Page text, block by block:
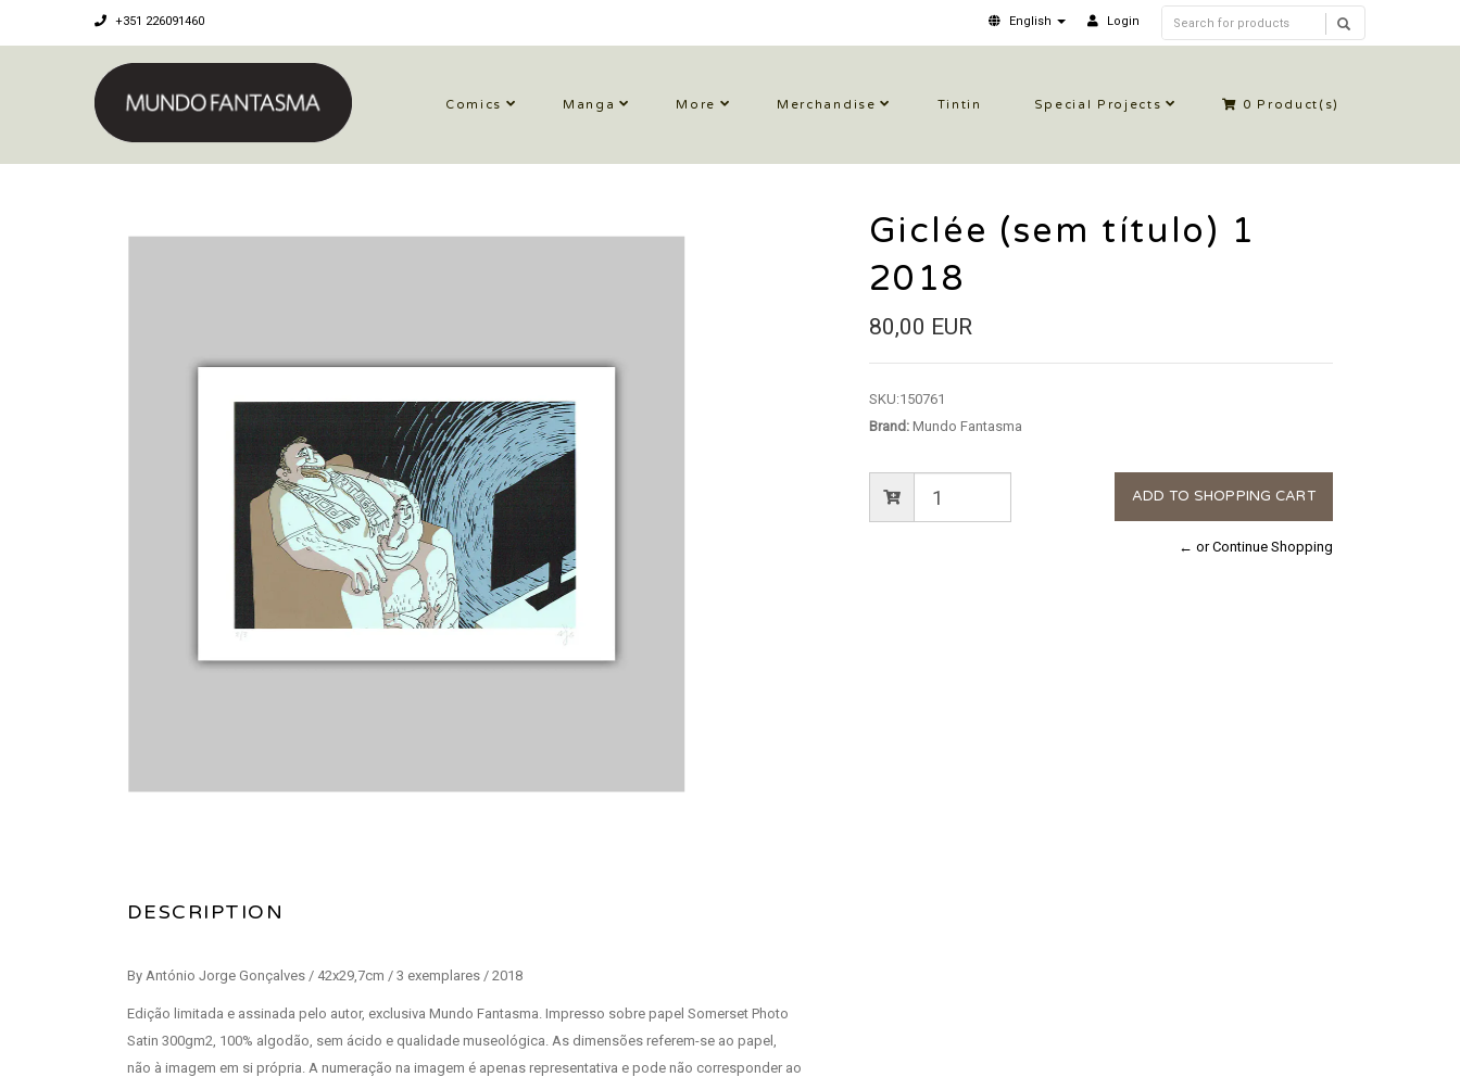
+351 226091460 English Login
Comics Manga More Merchandise Tintin Special Projects 0 Product(s)
DESCRIPTION
By António Jorge Gonçalves / 42x29,7cm / 3 exemplares / 2018
Edição limitada e assinada pelo autor, exclusiva Mundo Fantasma. Impresso sobre papel Somerset Photo
Satin 300gm2, 100% algodão, sem ácido e qualidade museológica. As dimensões referem-se ao papel,
não à imagem em si própria. A numeração na imagem é apenas representativa e pode não corresponder ao
Giclée (sem título) 1
2018
80,00 EUR
SKU:150761
Brand:Mundo Fantasma
← or Continue Shopping